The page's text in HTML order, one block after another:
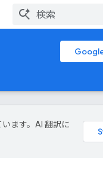
ます。AI 翻訳に